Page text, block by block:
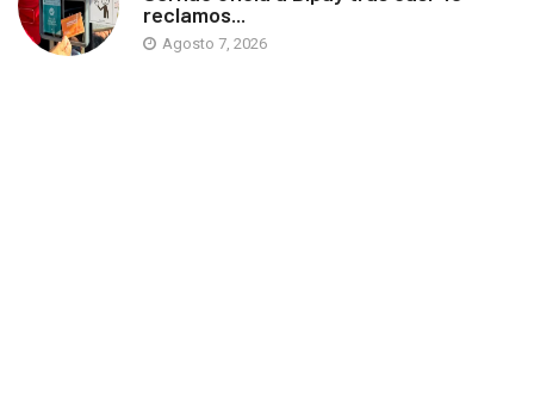
reclamos...
Agosto 7, 2026